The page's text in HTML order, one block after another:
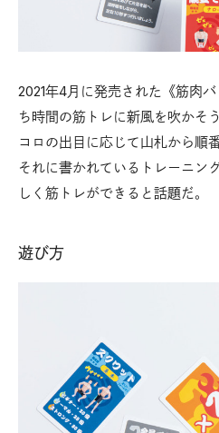
2021年4月に発売された《筋肉
ち時間の筋トレに新風を吹か
コロの出目に応じて山札から順
それに書かれているトレーニン
しく筋トレができると話題だ。
遊び方